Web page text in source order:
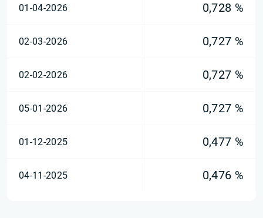
01-04-2026 0,728 %
02-03-2026 0,727 %
02-02-2026 0,727 %
05-01-2026 0,727 %
01-12-2025 0,477 %
04-11-2025 0,476 %